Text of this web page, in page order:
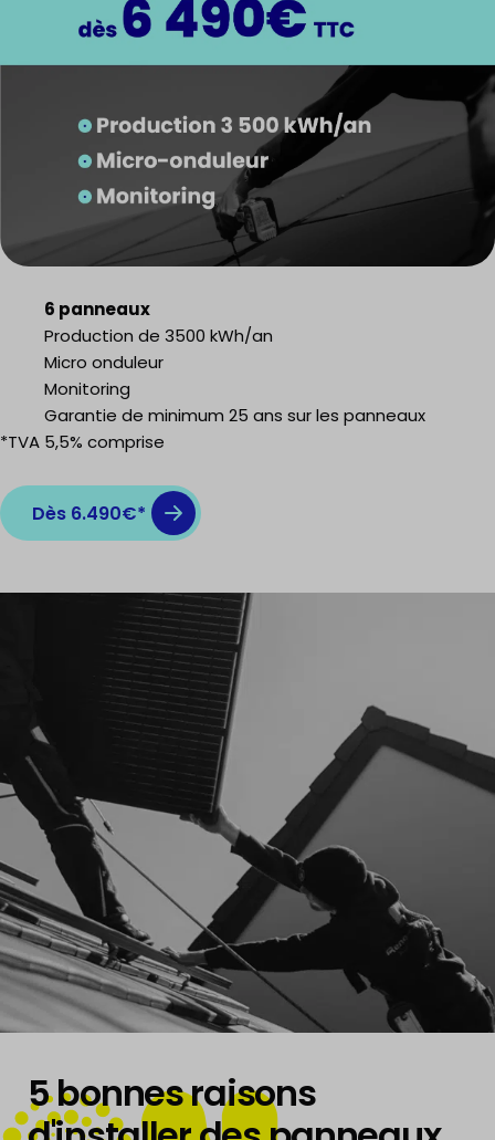
6 panneaux
Production de 3500 kWh/an
Micro onduleur
Monitoring
Garantie de minimum 25 ans sur les panneaux
*TVA 5,5% comprise
Dès 6.490€*
5 bonnes raisons